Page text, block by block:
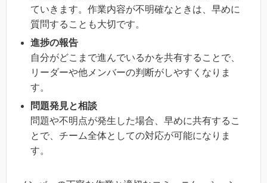
ていきます。作業内容が不明確なときは、早めに
質問することも大切です。
進捗の報告
自分がどこまで進んでいるかを共有することで、
リーダーや他メンバーの判断がしやすくなりま
す。
問題発見と相談
問題や不明点が発生した場合、早めに共有するこ
とで、チーム全体としての対応が可能になりま
す。